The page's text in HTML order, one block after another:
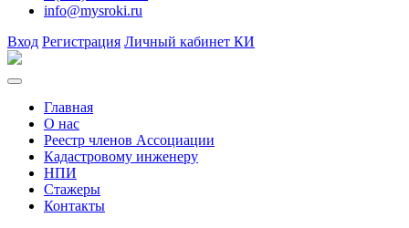
info@mysroki.ru
Вход Регистрация Личный кабинет КИ
Главная
О нас
Реестр членов Ассоциации
Кадастровому инженеру
НПИ
Стажеры
Контакты